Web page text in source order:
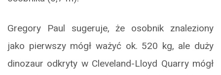
Gregory Paul sugeruje, że osobnik znaleziony
jako pierwszy mógł ważyć ok. 520 kg, ale duży
dinozaur odkryty w Cleveland-Lloyd Quarry mógł